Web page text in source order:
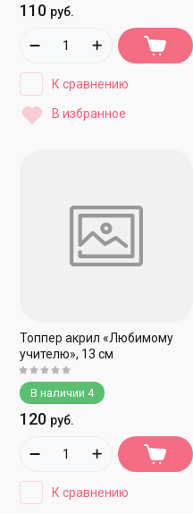
110 руб.
К сравнению
В избранное
Топпер акрил «Любимому
учителю», 13 см
В наличии 4
120 руб.
К сравнению